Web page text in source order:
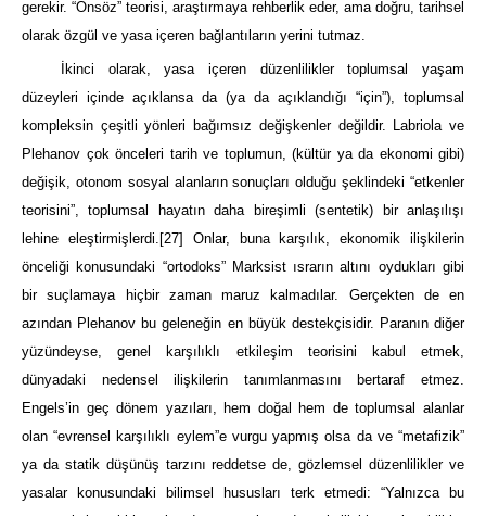
gerekir. “Önsöz” teorisi, araştırmaya rehberlik eder, ama doğru, tarihsel
olarak özgül ve yasa içeren bağlantıların yerini tutmaz.
İkinci olarak, yasa içeren düzenlilikler toplumsal yaşam
düzeyleri içinde açıklansa da (ya da açıklandığı “için”), toplumsal
kompleksin çeşitli yönleri bağımsız değişkenler değildir. Labriola ve
Plehanov çok önceleri tarih ve toplumun, (kültür ya da ekonomi gibi)
değişik, otonom sosyal alanların sonuçları olduğu şeklindeki “etkenler
teorisini”, toplumsal hayatın daha bireşimli (sentetik) bir anlaşılışı
lehine eleştirmişlerdi. [27]
Onlar, buna karşılık, ekonomik ilişkilerin
önceliği konusundaki “ortodoks” Marksist ısrarın altını oydukları gibi
bir suçlamaya hiçbir zaman maruz kalmadılar. Gerçekten de en
azından Plehanov bu geleneğin en büyük destekçisidir. Paranın diğer
yüzündeyse, genel karşılıklı etkileşim teorisini kabul etmek,
dünyadaki nedensel ilişkilerin tanımlanmasını bertaraf etmez.
Engels’in geç dönem yazıları, hem doğal hem de toplumsal alanlar
olan “evrensel karşılıklı eylem”e vurgu yapmış olsa da ve “metafizik”
ya da statik düşünüş tarzını reddetse de, gözlemsel düzenlilikler ve
yasalar konusundaki bilimsel hususları terk etmedi: “Yalnızca bu